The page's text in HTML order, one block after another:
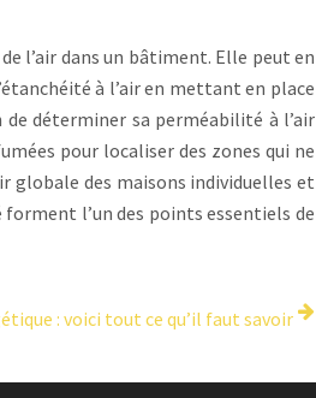
l’air dans un bâtiment. Elle peut en
à l’air en mettant en place
déterminer sa perméabilité à l’air
pour localiser des zones qui ne
globale des maisons individuelles et
l’un des points essentiels de
: voici tout ce qu’il faut savoir